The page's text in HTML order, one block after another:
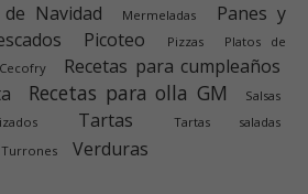
Navidad Mermeladas
Panes y
Picoteo Pizzas
Platos de
Recetas para cumpleaños
Recetas para olla GM
Salsas
Tartas Tartas saladas
Turrones Verduras